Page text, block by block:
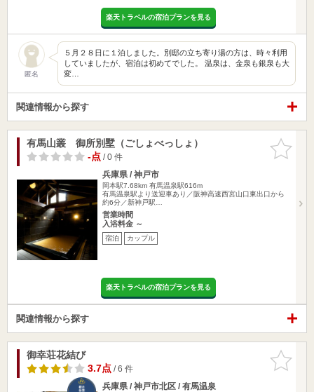
楽天トラベルの宿泊プランを見る
匿名
５月２８日に１泊しました。別邸の立ち寄り湯の方は、時々利用
していましたが、宿泊は初めてでした。 温泉は、金泉も銀泉も大
変…
関連情報から探す
お気に入
りに追加
有馬山叢 御所別墅（ごしょべっしょ）
-点/ 0 件
兵庫県 / 神戸市
岡本駅7.68km 有馬温泉駅616m
有馬温泉駅より送迎車あり／阪神高速西宮山口東出口から
約6分／新神戸駅…
営業時間
入浴料金 ～
宿泊 カップル
楽天トラベルの宿泊プランを見る
関連情報から探す
お気に入
りに追加
御幸荘花結び
3.7点/ 6 件
兵庫県 / 神戸市北区 / 有馬温泉